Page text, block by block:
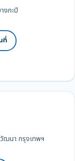
งกะปิ
ที่
ฒนา กรุงเทพฯ